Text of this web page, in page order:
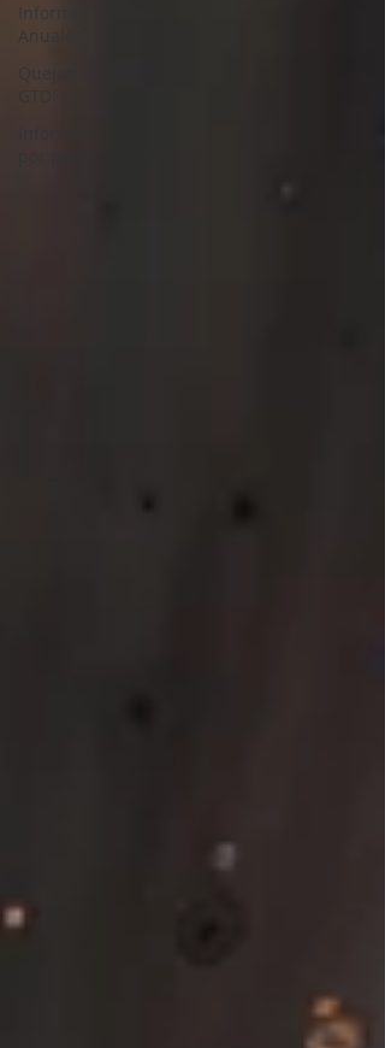
Informes
Anuales